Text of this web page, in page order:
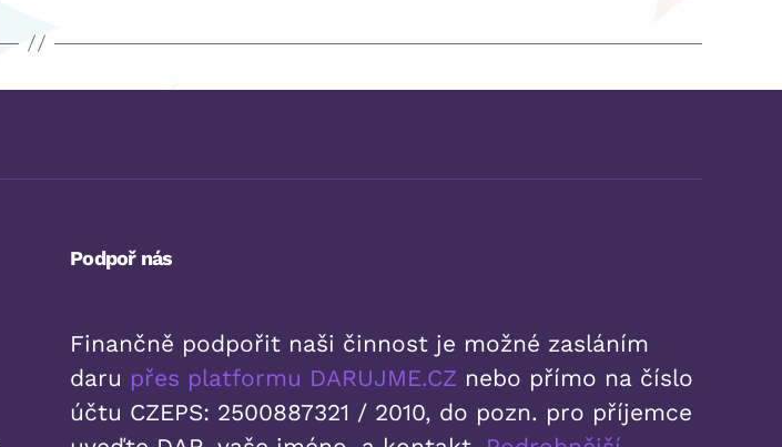
Podpoř nás
Finančně podpořit naši činnost je možné zasláním
daru přes platformu DARUJME.CZ nebo přímo na číslo
účtu CZEPS: 2500887321 / 2010, do pozn. pro příjemce